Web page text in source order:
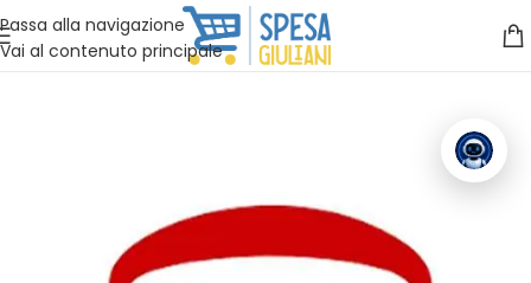
Passa alla navigazione
Vai al contenuto principale
Vuoi assistenza?Clicca qui e ti richiamiamo noi